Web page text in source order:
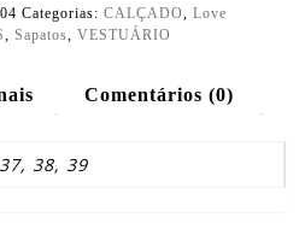
Categorias: CALÇADO, Love
, Sapatos, VESTUÁRIO
Comentários (0)
38, 39